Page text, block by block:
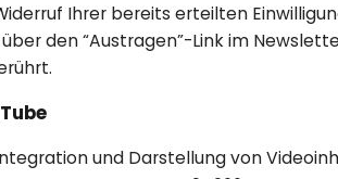
Ihrer bereits erteilten
den “Austragen”-Link im
und Darstellung von